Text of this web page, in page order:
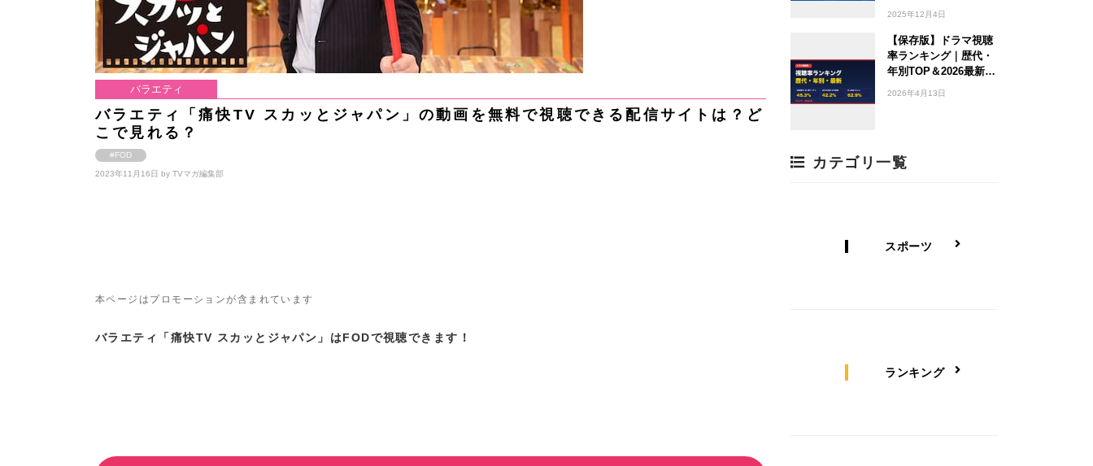
バラエティ
バラエティ「痛快TV スカッとジャパン」の動画を無料で視聴できる配信サイトは？ど
こで見れる？
#FOD
2023年11月16日 by TVマガ編集部
本ページはプロモーションが含まれています
バラエティ「痛快TV スカッとジャパン」はFODで視聴できます！
2025年12月4日
【保存版】ドラマ視聴
率ランキング｜歴代・
年別TOP＆2026最新…
2026年4月13日
カテゴリ一覧
スポーツ
ランキング